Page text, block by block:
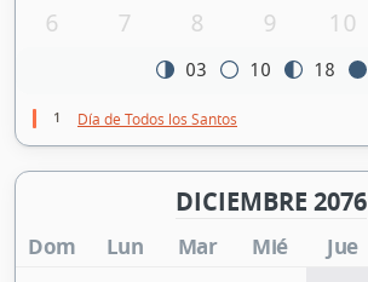
6
7 8 9 10
03 10 18
1 Día de Todos los Santos
DICIEMBRE 2076
Dom Lun Mar Mié Jue